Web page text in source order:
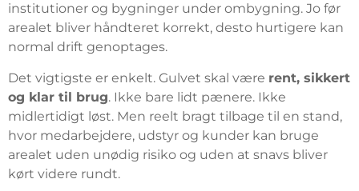
institutioner og bygninger under ombygning. Jo før
arealet bliver håndteret korrekt, desto hurtigere kan
normal drift genoptages.
Det vigtigste er enkelt. Gulvet skal være rent, sikkert
og klar til brug. Ikke bare lidt pænere. Ikke
midlertidigt løst. Men reelt bragt tilbage til en stand,
hvor medarbejdere, udstyr og kunder kan bruge
arealet uden unødig risiko og uden at snavs bliver
kørt videre rundt.